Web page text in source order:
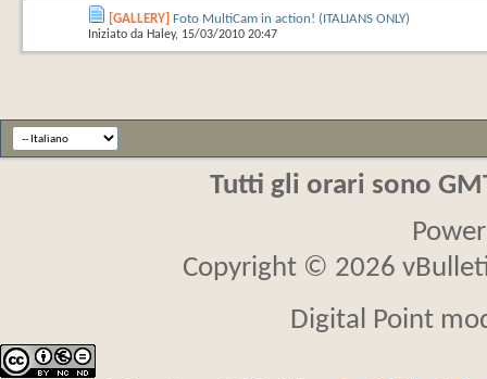
[GALLERY] Foto MultiCam in action! (ITALIANS ONLY)
Iniziato da Haley‎, 15/03/2010 20:47
Tutti gli orari sono
Copyright © 2026
Digital Point